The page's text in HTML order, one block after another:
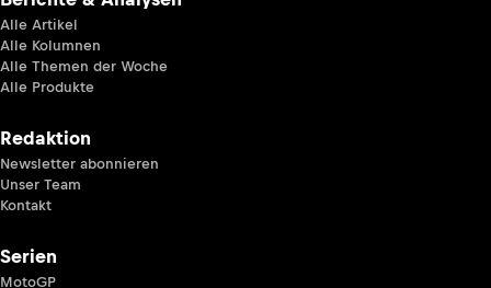
Alle Artikel
Alle Kolumnen
Alle Themen der Woche
Alle Produkte
Redaktion
Newsletter abonnieren
Unser Team
Kontakt
Serien
MotoGP